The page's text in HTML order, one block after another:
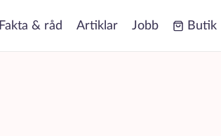
Fakta & råd Artiklar Jobb Butik